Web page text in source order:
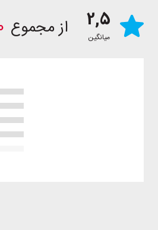
2,5
میانگین از مجموع